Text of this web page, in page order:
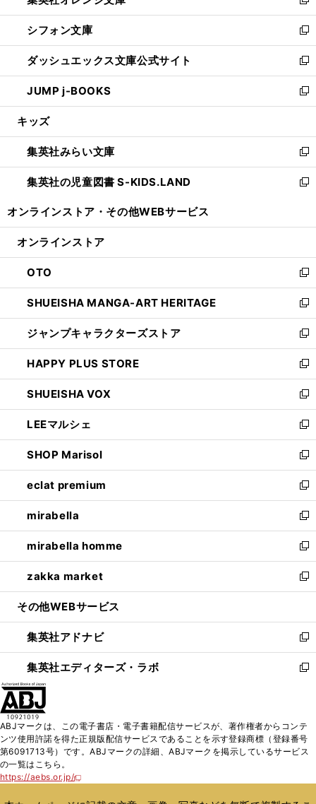
開
く
ウ
で
開
く
ウ
ィ
ン
ド
ウ
で
開
新
し
い
ウ
ィ
ン
ド
ウ
開
く
シフォン文庫
新
し
い
ウ
ィ
ン
ウ
で
開
く
ダッシュエックス文庫公式サイト
新
し
い
ウ
ン
ド
ウ
で
JUMP j-BOOKS
新
し
ウ
ィ
ン
ド
開
キッズ
集英社みらい文庫
新
し
い
ン
ウ
で
開
く
集英社の児童図書 S-KIDS.LAND
新
ウ
ン
ド
ウ
で
開
く
オンラインストア・ その他WEBサービス
オンラインストア
OTO
新
し
い
ウ
ィ
ン
ド
ウ
で
開
く
SHUEISHA MANGA-ART HERITAGE
新
し
い
ウ
ィ
ン
ド
ウ
で
開
く
ジャンプキャラクターズストア
新
し
い
ウ
ィ
ン
ド
ウ
で
開
く
HAPPY PLUS STORE
新
し
い
ウ
ィ
ン
ド
ウ
で
開
く
SHUEISHA VOX
新
し
い
ウ
ィ
ン
ド
ウ
で
開
く
LEEマルシェ
新
し
い
ウ
ィ
ン
ド
ウ
で
開
く
SHOP Marisol
新
し
い
ウ
ィ
ン
ド
ウ
で
開
eclat premium
新
し
い
ウ
ィ
ン
ド
ウ
開
く
mirabella
新
し
い
ウ
ィ
ン
ウ
で
開
く
mirabella homme
新
し
い
ウ
ン
ド
ウ
で
zakka market
新
し
ウ
ィ
ン
ド
く
その他WEBサービス
集英社アドナビ
新
し
い
ド
ウ
で
集英社エディターズ・ラボ
新
ィ
ン
ド
ABJマークは、この電子書店・電子書籍配信サービスが、著作権者からコンテ
ンツ使用許諾を得た正規版配信サービスであることを示す登録商標（登録番号
第6091713号）です。ABJマークの詳細、ABJマークを掲示しているサービス
の一覧はこちら。
https://aebs.or.jp/
新